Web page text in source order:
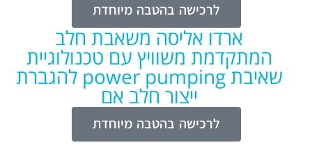
לרכישה בהטבה מיוחדת
ארדו אליסה משאבת חלב
המתקדמת משוויץ עם טכנולוגיית
שאיבת power pumping להגברת
ייצור חלב אם
לרכישה בהטבה מיוחדת